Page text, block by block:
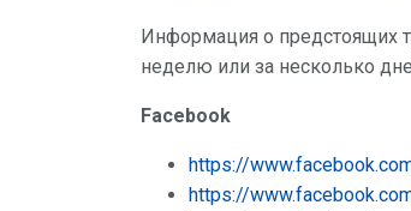
Информация о предстоящих
неделю или за несколько
Facebook
https://
https://